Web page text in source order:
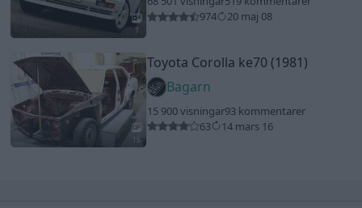
7
974
20 maj 08
15
Toyota Corolla ke70 (1981)
Bagarn
15 900 visningar93 kommentarer
63
14 mars 16